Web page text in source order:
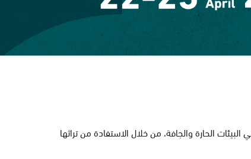
الحارة والجافة، من خلال الاستفادة من تراثها